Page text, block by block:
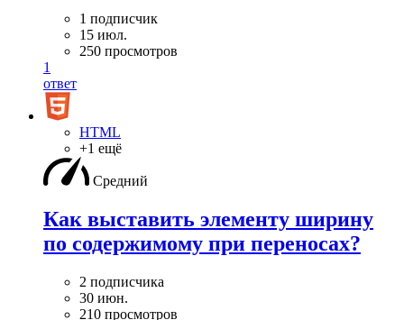
1 подписчик
15 июл.
250 просмотров
1
ответ
HTML
+1 ещё
Средний
Как выставить элементу ширину
по содержимому при переносах?
2 подписчика
30 июн.
210 просмотров